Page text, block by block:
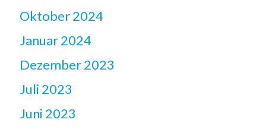
Oktober 2024
Januar 2024
Dezember 2023
Juli 2023
Juni 2023